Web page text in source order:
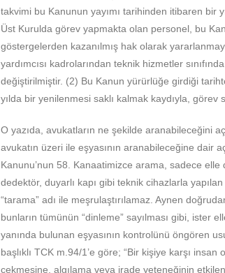
takvimi bu Kanunun yayımı tarihinden itibaren bir
Üst Kurulda görev yapmakta olan personel, bu
göstergelerden kazanılmış hak olarak
yardımcısı kadrolarından teknik hizmetler
değiştirilmiştir. (2) Bu Kanun yürürlüğe girdiği
yılda bir yenilenmesi saklı kalmak kaydıyla,
O yazıda, avukatların ne şekilde aranabileceğini
avukatın üzeri ile eşyasının aranabileceğine dair
Kanunu’nun 58. Kanaatimizce arama, sadece elle
dedektör, duyarlı kapı gibi teknik cihazlarla
“tarama” adı ile meşrulaştırılamaz. Aynen
bunların tümünün “dinleme” sayılması gibi, ister
yanında bulunan eşyasının kontrolünü öngören
başlıklı TCK m.94/1’e göre; “Bir kişiye karşı
çekmesine, algılama veya irade yeteneğinin